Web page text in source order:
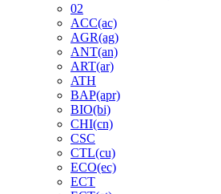
02
ACC(ac)
AGR(ag)
ANT(an)
ART(ar)
ATH
BAP(apr)
BIO(bi)
CHI(cn)
CSC
CTL(cu)
ECO(ec)
ECT